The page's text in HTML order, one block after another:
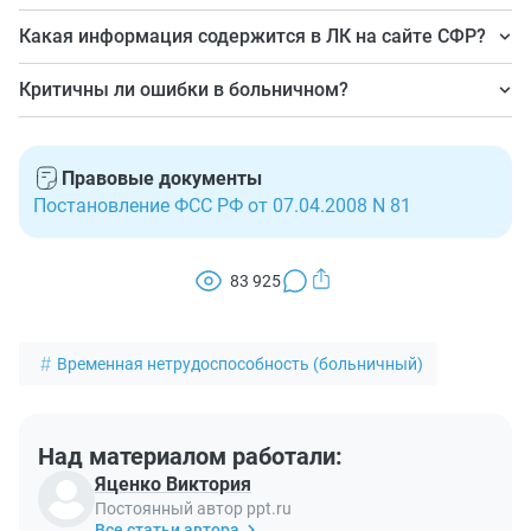
Проверить больничный лист гражданин вправе в
СФР.
Какая информация содержится в ЛК на сайте СФР?
Там содержится информация о больничном листке,
пациенте, об организации, которая его выдала, имени
врача, сроках нетрудоспособности, сумме выплат.
Критичны ли ошибки в больничном?
медицинской организацией по извещению СФР, а те,
которые не влияют, — не исправляют.
Правовые документы
Постановление ФСС РФ от 07.04.2008 N 81
83 925
Временная нетрудоспособность (больничный)
Над материалом работали:
Яценко Виктория
Постоянный автор ppt.ru